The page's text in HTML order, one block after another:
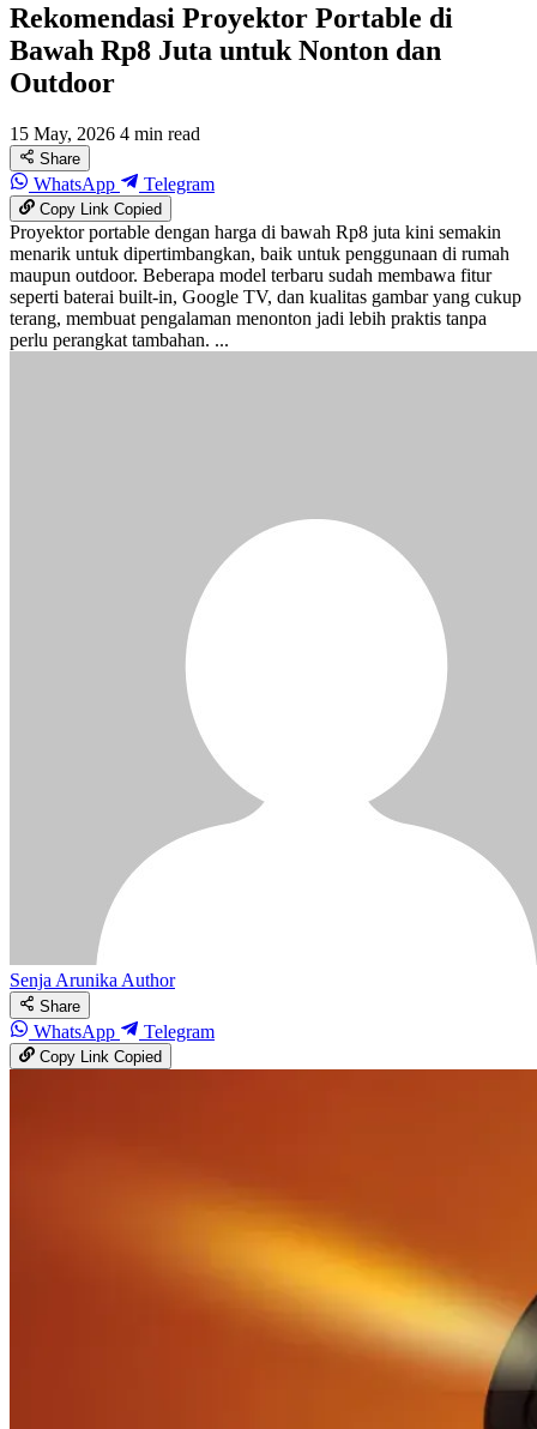
Rekomendasi Proyektor Portable di
Bawah Rp8 Juta untuk Nonton dan
Outdoor
15 May, 2026 4 min read
Share
WhatsApp Telegram
Copy LinkCopied
Proyektor portable dengan harga di bawah Rp8 juta kini semakin
menarik untuk dipertimbangkan, baik untuk penggunaan di rumah
maupun outdoor. Beberapa model terbaru sudah membawa fitur
seperti baterai built-in, Google TV, dan kualitas gambar yang cukup
terang, membuat pengalaman menonton jadi lebih praktis tanpa
perlu perangkat tambahan. ...
Senja ArunikaAuthor
Share
WhatsApp Telegram
Copy LinkCopied